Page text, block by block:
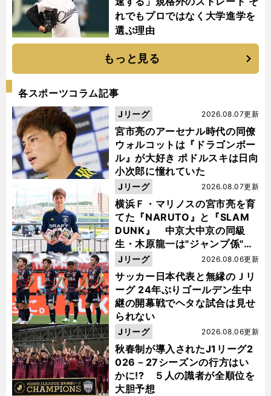
れでもプロではなく大学進学を
選ぶ理由
もっと見る
各スポーツコラム記事
宮市亮のアーセナル時代の同僚
ウォルコットは『ドラゴンボー
ル』が大好き ポドルスキは日向
小次郎に憧れていた
2026.08.07更新
Jリーグ
横浜Ｆ・マリノスの宮市亮を育
てた『NARUTO』と『SLAM
DUNK』 中京大中京の同級
生・木原龍一は"ジャンプ係"だ
った
2026.08.07更新
Jリーグ
サッカー日本代表と無縁のＪリ
ーグ 24年ぶりゴールデン生中
継の開幕戦でヘタな試合は見せ
られない
2026.08.06更新
Jリーグ
秋春制が導入されたJ1リーグ2
026－27シーズンの行方はい
かに!? ５人の識者が全順位を
大胆予想
2026.08.06更新
Jリーグ